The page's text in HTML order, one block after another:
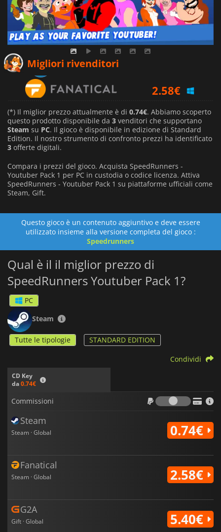
Migliori rivenditori
2.58€
5.40€
(*) Il miglior prezzo attualmente è di 0.74€. Abbiamo scoperto
questo prodotto disponibile da 3 venditori che supportano
Steam su PC. Il gioco è disponibile in edizione di Standard
Edition. Il nostro strumento di confronto prezzi ha identificato
3 offerte digitali.
Compara i prezzi del gioco. Acquista SpeedRunners -
Youtuber Pack 1 per PC in custodia o codice licenza. Attiva
SpeedRunners - Youtuber Pack 1 su piattaforme ufficiali come
Steam, Gift.
Questo gioco è un contenuto aggiuntivo e deve essere
utilizzato insieme alla versione completa del gioco :
Speedrunners
Qual è il il miglior prezzo di
SpeedRunners Youtuber Pack 1?
PC
Steam
Tutte le tipologie STANDARD EDITION
CD Key
da0.74€
Condividi
Commissioni
Steam
Steam · Global 0.74€
Fanatical
Steam · Global 2.58€
G2A
Gift · Global 5.40€